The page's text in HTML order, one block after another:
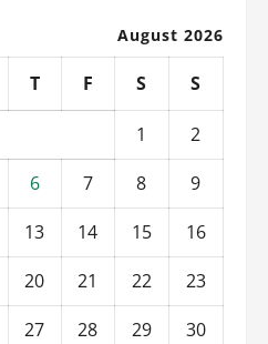
August 2026
T F S S
1
2
6 7 8
9
13 14 15
16
20 21 22
23
27 28 29
30